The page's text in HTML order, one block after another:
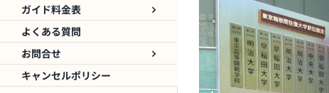
ガイド料金表
よくある質問
お問合せ
キャンセルポリシー